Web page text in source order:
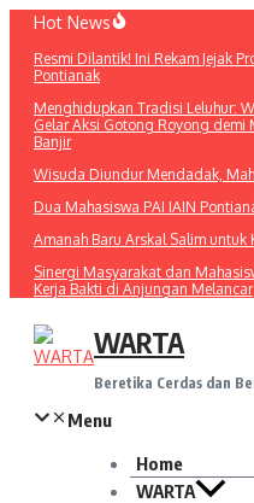
Lewati
konten
Hot News
Resmi Dilantik! Ini Rekam Jejak
Pontianak
Menghidupkan Tradisi Leluhur:
Gelar Aksi Gotong Royong demi
Banjir
Wisuda Diundur Mendadak,
Dua Mahasiswa PAI IAIN
Amanah Baru Arskal Salim untuk
Sinergi Masyarakat dan
Kerja Bakti di Anjungan Melancar
WARTA
Beretika Cerdas dan
Menu
Home
WARTA